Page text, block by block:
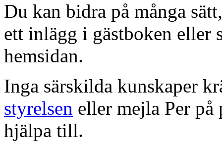
Du kan bidra på många
ett inlägg i gästboken
hemsidan.
Inga särskilda kunskaper
styrelsen eller mejla Per
hjälpa till.